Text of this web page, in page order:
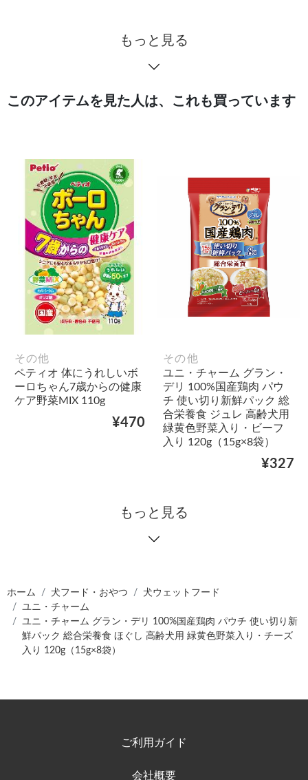
もっと見る
このアイテムを見た人は、これも買っています
その他
ペティオ 体にうれしいボ
ーロちゃん7歳からの健康
ケア野菜MIX 110g
¥470
その他
ユニ・チャーム グラン・
デリ 100%国産鶏肉 パウ
チ 使い切り新鮮パック 総
合栄養食 ジュレ 高齢犬用
緑黄色野菜入り・ビーフ
入り 120g（15g×8袋）
¥327
もっと見る
ホーム 犬フード・おやつ
犬ウェットフード
ユニ・チャーム
ユニ・チャーム グラン・デリ 100%国産鶏肉 パウチ 使い切り新
鮮パック 総合栄養食 ほぐし 高齢犬用 緑黄色野菜入り・チーズ
入り 120g（15g×8袋）
ご利用ガイド
会社概要